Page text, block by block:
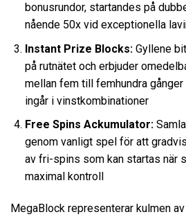
bonusrundor, startandes på
nående 50x vid exceptionella
Instant Prize Blocks:Gyllene
på rutnätet och erbjuder
mellan fem till femhundra
ingår i vinstkombinationer
Free Spins Ackumulator:
genom vanligt spel för att
av fri-spins som kan startas när
maximal kontroll
MegaBlock representerar kulmen